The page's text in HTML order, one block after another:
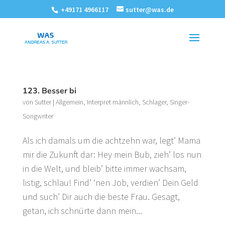
+49171 4966117 sutter@was.de
123. Besser bi
von Sutter| Allgemein, Interpret männlich, Schlager, Singer-
Songwriter
Als ich damals um die achtzehn war, legt’ Mama
mir die Zukunft dar: Hey mein Bub, zieh’ los nun
in die Welt, und bleib’ bitte immer wachsam,
listig, schlau! Find’ ‘nen Job, verdien’ Dein Geld
und such’ Dir auch die beste Frau. Gesagt,
getan, ich schnürte dann mein...